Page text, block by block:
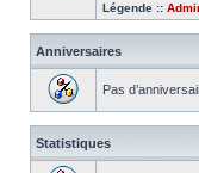
Légende ::
Anniversaires
Pas
Statistiques